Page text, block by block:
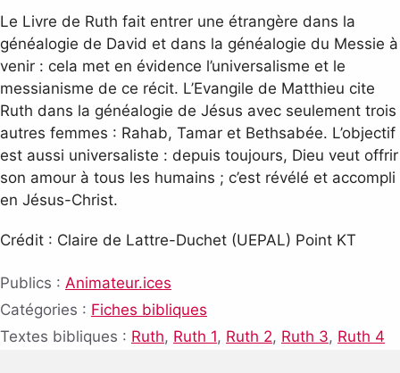
Le Livre de Ruth fait entrer une étrangère dans la
généalogie de David et dans la généalogie du Messie à
venir : cela met en évidence l’universalisme et le
messianisme de ce récit. L’Evangile de Matthieu cite
Ruth dans la généalogie de Jésus avec seulement trois
autres femmes : Rahab, Tamar et Bethsabée. L’objectif
est aussi universaliste : depuis toujours, Dieu veut offrir
son amour à tous les humains ; c’est révélé et accompli
en Jésus-Christ.
Crédit : Claire de Lattre-Duchet (UEPAL) Point KT
Publics : Animateur.ices
Catégories : Fiches bibliques
Textes bibliques : Ruth, Ruth 1, Ruth 2, Ruth 3, Ruth 4